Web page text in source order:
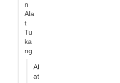
n
Ala
t
Tu
ka
ng
Al
at